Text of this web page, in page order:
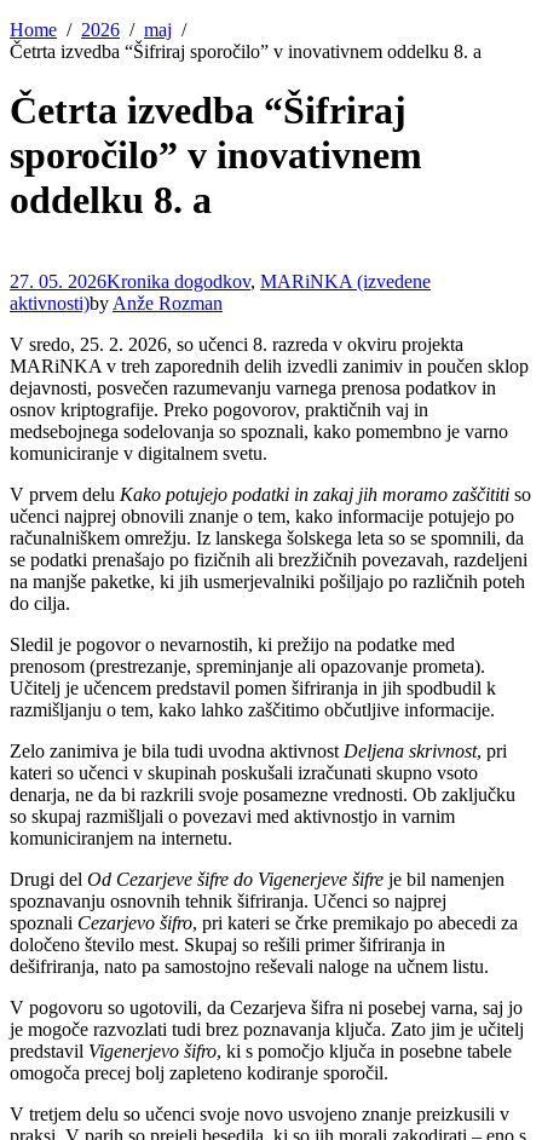
Home
2026
maj
Četrta izvedba “Šifriraj sporočilo” v inovativnem oddelku 8. a
Četrta izvedba “Šifriraj
sporočilo” v inovativnem
oddelku 8. a
27. 05. 2026Kronika dogodkov, MARiNKA (izvedene
aktivnosti)by Anže Rozman
V sredo, 25. 2. 2026, so učenci 8. razreda v okviru projekta
MARiNKA v treh zaporednih delih izvedli zanimiv in poučen sklop
dejavnosti, posvečen razumevanju varnega prenosa podatkov in
osnov kriptografije. Preko pogovorov, praktičnih vaj in
medsebojnega sodelovanja so spoznali, kako pomembno je varno
komuniciranje v digitalnem svetu.
V prvem delu Kako potujejo podatki in zakaj jih moramo zaščititi so
učenci najprej obnovili znanje o tem, kako informacije potujejo po
računalniškem omrežju. Iz lanskega šolskega leta so se spomnili, da
se podatki prenašajo po fizičnih ali brezžičnih povezavah, razdeljeni
na manjše paketke, ki jih usmerjevalniki pošiljajo po različnih poteh
do cilja.
Sledil je pogovor o nevarnostih, ki prežijo na podatke med
prenosom (prestrezanje, spreminjanje ali opazovanje prometa).
Učitelj je učencem predstavil pomen šifriranja in jih spodbudil k
razmišljanju o tem, kako lahko zaščitimo občutljive informacije.
Zelo zanimiva je bila tudi uvodna aktivnost Deljena skrivnost, pri
kateri so učenci v skupinah poskušali izračunati skupno vsoto
denarja, ne da bi razkrili svoje posamezne vrednosti. Ob zaključku
so skupaj razmišljali o povezavi med aktivnostjo in varnim
komuniciranjem na internetu.
Drugi del Od Cezarjeve šifre do Vigenerjeve šifre je bil namenjen
spoznavanju osnovnih tehnik šifriranja. Učenci so najprej
spoznali Cezarjevo šifro, pri kateri se črke premikajo po abecedi za
določeno število mest. Skupaj so rešili primer šifriranja in
dešifriranja, nato pa samostojno reševali naloge na učnem listu.
V pogovoru so ugotovili, da Cezarjeva šifra ni posebej varna, saj jo
je mogoče razvozlati tudi brez poznavanja ključa. Zato jim je učitelj
predstavil Vigenerjevo šifro, ki s pomočjo ključa in posebne tabele
omogoča precej bolj zapleteno kodiranje sporočil.
V tretjem delu so učenci svoje novo usvojeno znanje preizkusili v
praksi. V parih so prejeli besedila, ki so jih morali zakodirati – eno s